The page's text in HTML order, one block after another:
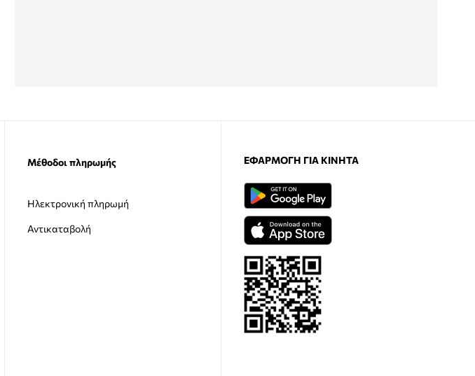
Μέθοδοι πληρωμής
Ηλεκτρονική πληρωμή
Αντικαταβολή
ΕΦΑΡΜΟΓΉ ΓΙΑ ΚΙΝΗΤΆ